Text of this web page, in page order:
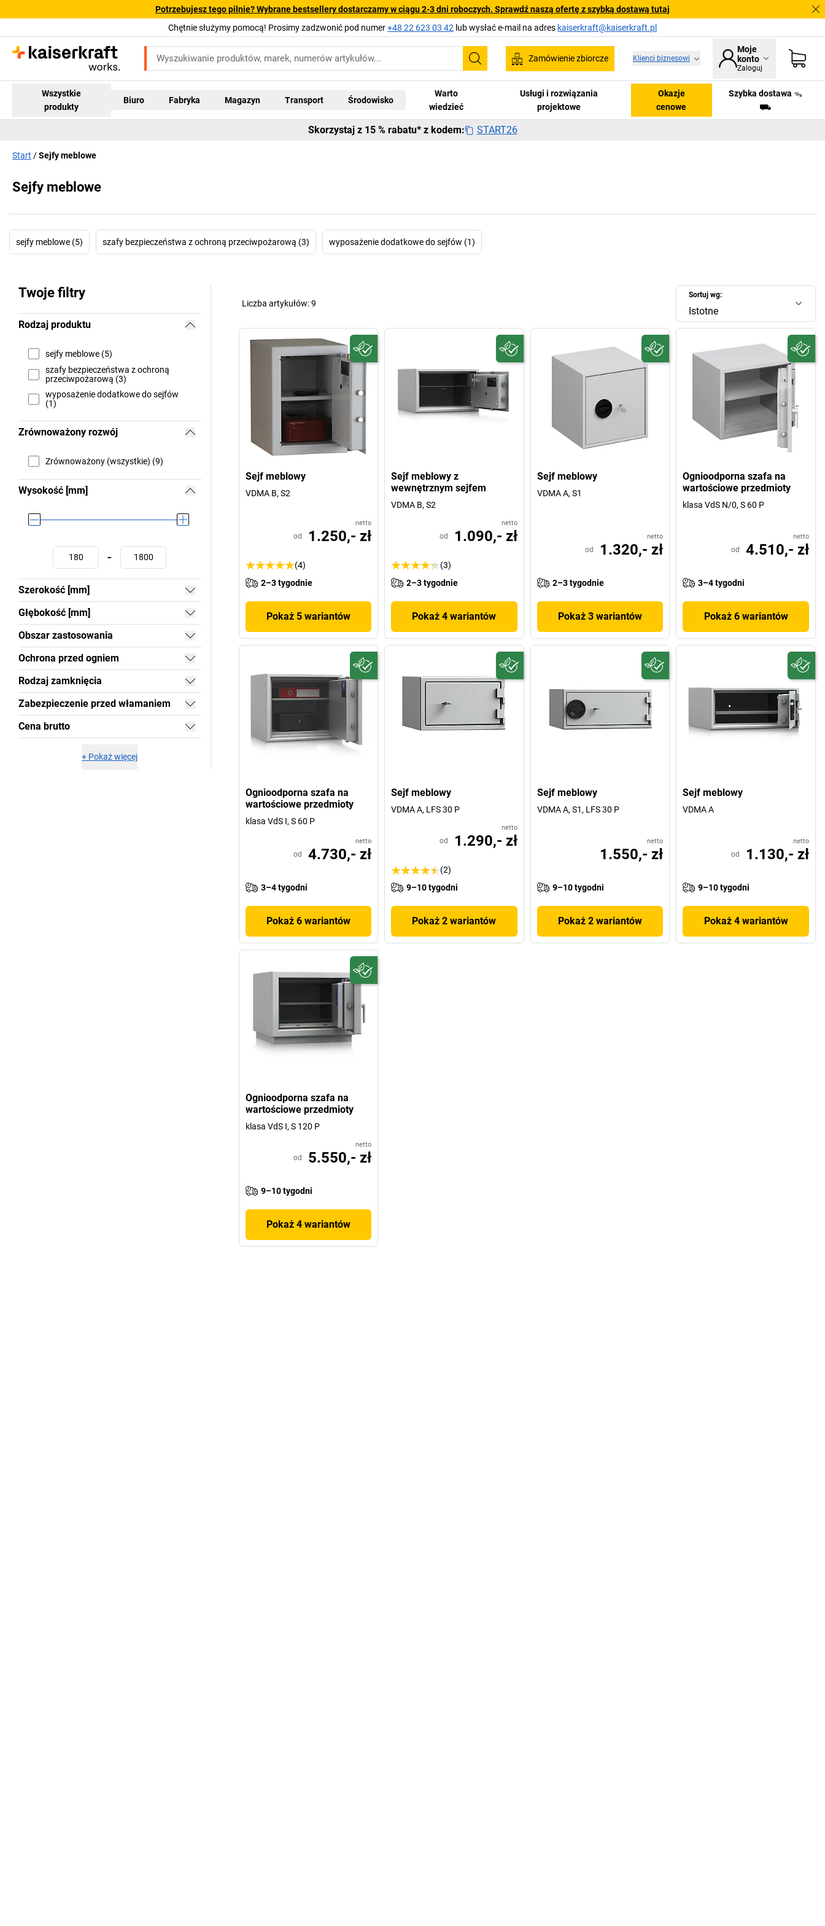
Potrzebujesz tego pilnie? Wybrane bestsellery dostarczamy w ciągu 2-3 dni roboczych. Sprawdź naszą ofertę z szybką dostawą tutaj
Chętnie służymy pomocą! Prosimy zadzwonić pod numer+48 22 623 03 42 lub wysłać e-mail na adres kaiserkraft@kaiserkraft.pl
Szukaj
Zamówienie zbiorcze Klienci biznesowi
Moje
konto
Zaloguj
Wszystkie
produkty
Biuro Fabryka Magazyn Transport Środowisko
Warto
wiedzieć
Usługi i rozwiązania
projektowe
Okazje
cenowe
Szybka dostawa ᯓ
⛟
Skorzystaj z 15 % rabatu* z kodem: START26
Start Sejfy meblowe
Sejfy meblowe
sejfy meblowe (5) szafy bezpieczeństwa z ochroną przeciwpożarową (3) wyposażenie dodatkowe do sejfów (1)
Twoje filtry
Rodzaj produktu
sejfy meblowe (5)
szafy bezpieczeństwa z ochroną
przeciwpożarową (3)
wyposażenie dodatkowe do sejfów
(1)
Zrównoważony rozwój
Zrównoważony (wszystkie) (9)
Wysokość [mm]
-
Szerokość [mm]
Głębokość [mm]
Obszar zastosowania
Ochrona przed ogniem
Rodzaj zamknięcia
Zabezpieczenie przed włamaniem
Cena brutto
+ Pokaż więcej
Sortuj wg:
Istotne
Liczba artykułów:9
Sejf meblowy
VDMA B, S2
netto
od 1.250,- zł
(4)
2–3 tygodnie
Pokaż 5 wariantów
Sejf meblowy z
wewnętrznym sejfem
VDMA B, S2
netto
od 1.090,- zł
(3)
2–3 tygodnie
Pokaż 4 wariantów
Sejf meblowy
VDMA A, S1
netto
od 1.320,- zł
2–3 tygodnie
Pokaż 3 wariantów
Ognioodporna szafa na
wartościowe przedmioty
klasa VdS N/0, S 60 P
netto
od 4.510,- zł
3–4 tygodni
Pokaż 6 wariantów
Ognioodporna szafa na
wartościowe przedmioty
klasa VdS I, S 60 P
netto
od 4.730,- zł
3–4 tygodni
Pokaż 6 wariantów
Sejf meblowy
VDMA A, LFS 30 P
netto
od 1.290,- zł
(2)
9–10 tygodni
Pokaż 2 wariantów
Sejf meblowy
VDMA A, S1, LFS 30 P
netto
1.550,- zł
9–10 tygodni
Pokaż 2 wariantów
Sejf meblowy
VDMA A
netto
od 1.130,- zł
9–10 tygodni
Pokaż 4 wariantów
Ognioodporna szafa na
wartościowe przedmioty
klasa VdS I, S 120 P
netto
od 5.550,- zł
9–10 tygodni
Pokaż 4 wariantów